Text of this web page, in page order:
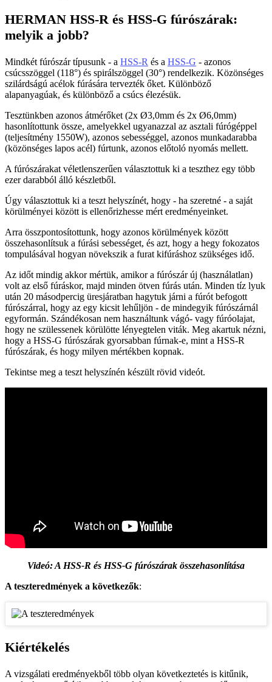
HERMAN HSS-R és HSS-G fúrószárak:
melyik a jobb?
Mindkét fúrószár típusunk - a HSS-R és a HSS-G - azonos
csúcsszöggel (118°) és spirálszöggel (30°) rendelkezik. Közönséges
szilárdságú acélok fúrására tervezték őket. Különböző
alapanyagúak, és különböző a csúcs élezésük.
Tesztünkben azonos átmérőket (2x Ø3,0mm és 2x Ø6,0mm)
hasonlítottunk össze, amelyekkel ugyanazzal az asztali fúrógéppel
(teljesítmény 1550W), azonos sebességgel, azonos munkadarabba
(közönséges lapos acél) fúrtunk, azonos előtoló nyomás mellett.
A fúrószárakat véletlenszerűen választottuk ki a teszthez egy több
ezer darabból álló készletből.
Úgy választottuk ki a teszt helyszínét, hogy - ha szeretné - a saját
körülményei között is ellenőrizhesse mért eredményeinket.
Arra összpontosítottunk, hogy azonos körülmények között
összehasonlítsuk a fúrási sebességet, és azt, hogy a hegy fokozatos
tompulásával hogyan növekszik a furat kifúráshoz szükséges idő.
Az időt mindig akkor mértük, amikor a fúrószár új (használatlan)
volt az első fúráskor, majd minden ötven fúrás után. Minden tíz lyuk
után 20 másodpercig üresjáratban hagytuk járni a fúrót befogott
fúrószárral, hogy az egy kicsit lehűljön - de mindegyik fúrószárnál
egyformán. Szándékosan nem használtunk vágó- vagy fúróolajat,
hogy ne szülessenek körülötte lényegtelen viták. Meg akartuk nézni,
hogy a HSS-G fúrószárak gyorsabban fúrnak-e, mint a HSS-R
fúrószárak, és hogy milyen mértékben kopnak.
Tekintse meg a teszt helyszínén készült rövid videót.
Videó: A HSS-R és HSS-G fúrószárak összehasonlítása
A teszteredmények a következők:
Kiértékelés
A vizsgálati eredményekből több olyan következtetés is kitűnik,